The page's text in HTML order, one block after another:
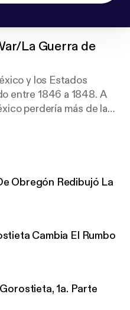
La Guerra de
y los Estados
entre 1846 a 1848. A
perdería más de la
por expander sus
por otra parte,
disputas internas y la
por el poder, hacían
para una invasión
ya había perdido
parte del vecino país
sería el triunfador
naciones, el futuro
Obregón Redibujó La
Cambia El Rumbo
1a. Parte